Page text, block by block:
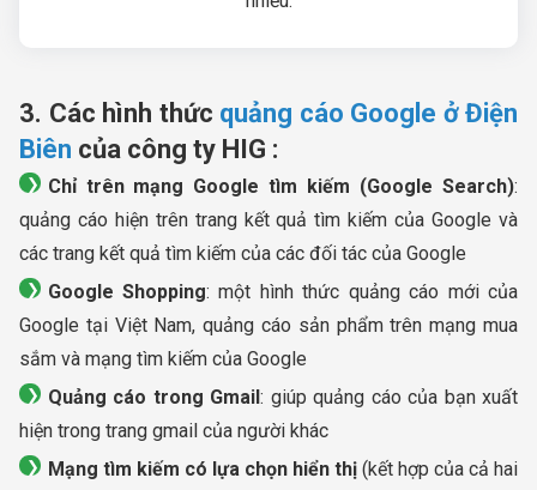
3. Các hình thức quảng cáo Google ở Điện
Biên của công ty HIG :
Chỉ trên mạng Google tìm kiếm (Google Search):
quảng cáo hiện trên trang kết quả tìm kiếm của Google và
các trang kết quả tìm kiếm của các đối tác của Google
Google Shopping: một hình thức quảng cáo mới của
Google tại Việt Nam, quảng cáo sản phẩm trên mạng mua
sắm và mạng tìm kiếm của Google
Quảng cáo trong Gmail: giúp quảng cáo của bạn xuất
hiện trong trang gmail của người khác
Mạng tìm kiếm có lựa chọn hiển thị(kết hợp của cả hai